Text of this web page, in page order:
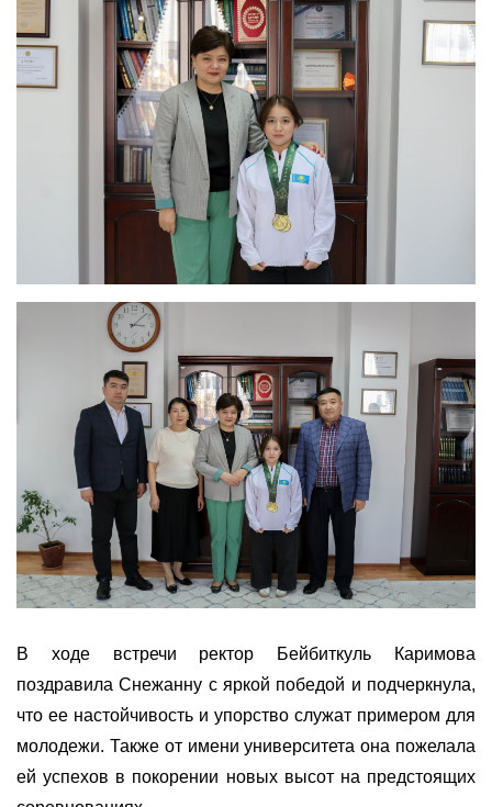
В ходе встречи ректор Бейбиткуль Каримова
поздравила Снежанну с яркой победой и подчеркнула,
что ее настойчивость и упорство служат примером для
молодежи. Также от имени университета она пожелала
ей успехов в покорении новых высот на предстоящих